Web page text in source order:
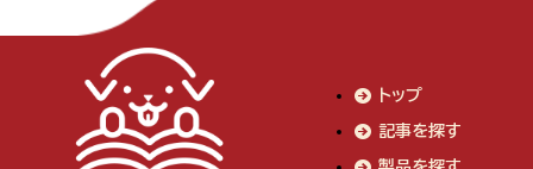
トップ
記事を探す